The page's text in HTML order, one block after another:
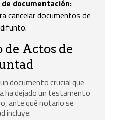
documentación:
cancelar documentos de
Actos de
documento crucial que
ha dejado un testamento
ante qué notario se
incluye: